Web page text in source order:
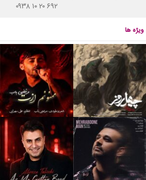
۰۹۳۸ ۱۰ ۲۰ ۶۹۲
ویژه ها